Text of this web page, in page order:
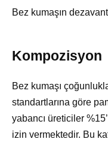
Bez kumaşın
Kompozisyon
Bez kumaşı
standartlarına göre
yabancı üreticiler
izin vermektedir. Bu